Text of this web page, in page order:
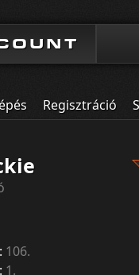
Regisztráció
106.
1.